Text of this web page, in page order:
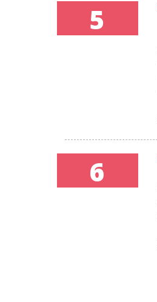
5
6